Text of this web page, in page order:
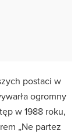
postaci w
ogromny
w 1988 roku,
„Ne partez